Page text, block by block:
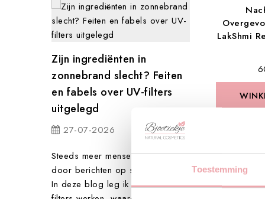
Toestemming
Zijn ingrediënten in
zonnebrand slecht? Feiten
en fabels over UV-filters
uitgelegd
27-07-2026
Steeds meer mensen twijfelen
door berichten op social media.
In deze blog leg ik uit hoe UV-
Waarom
24-07-2026
We denken bij
wellnessdag of
Lees Verder
LakShmi
€